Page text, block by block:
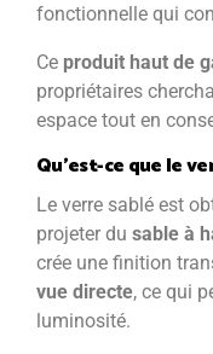
fonctionnelle qui
Ce produit haut de
propriétaires
espace tout en
Qu’est-ce que le
Le verre sablé est
projeter du sable à
crée une finition
vue directe, ce qui
luminosité.